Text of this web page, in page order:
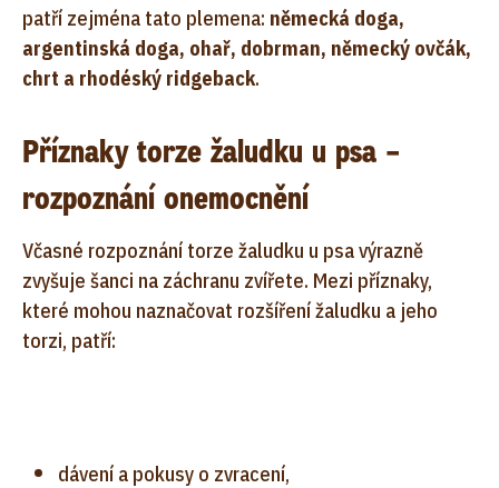
patří zejména tato plemena: německá doga,
argentinská doga, ohař, dobrman, německý ovčák,
chrt a rhodéský ridgeback.
Příznaky torze žaludku u psa –
rozpoznání onemocnění
Včasné rozpoznání torze žaludku u psa výrazně
zvyšuje šanci na záchranu zvířete. Mezi příznaky,
které mohou naznačovat rozšíření žaludku a jeho
torzi, patří:
dávení a pokusy o zvracení,